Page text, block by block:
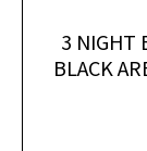
3 NIGHT
BLACK